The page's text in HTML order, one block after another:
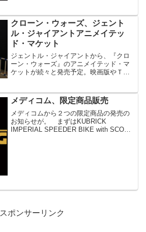
クローン・ウォーズ、ジェント
ル・ジャイアントアニメイテッ
ド・マケット
ジェントル・ジャイアントから、『クロ
ーン・ウォーズ』のアニメイテッド・マ
ケットが続々と発売予定。映画版やＴＶ
テッド・マケット】 クローン・ウォーズ/
オビ=ワン・ケノービ・...
メディコム、限定商品販売
メディコムから２つの限定商品の発売の
お知らせが。 まずはKUBRICK
IMPERIAL SPEEDER BIKE with SCOUT
スポンサーリンク